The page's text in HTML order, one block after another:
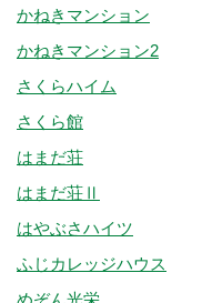
かねきマンション
かねきマンション2
さくらハイム
さくら館
はまだ荘
はまだ荘Ⅱ
はやぶさハイツ
ふじカレッジハウス